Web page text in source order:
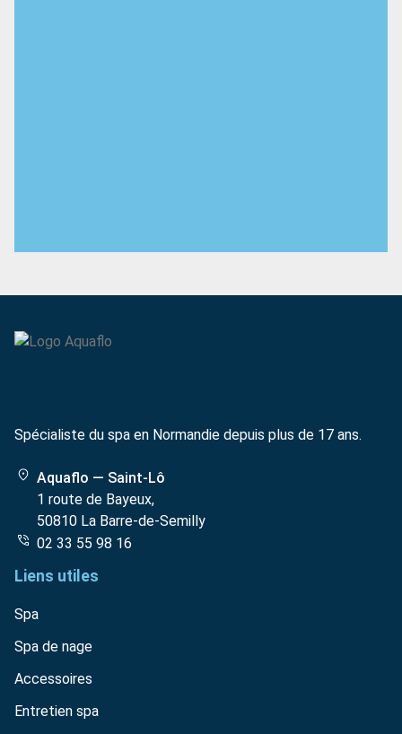
Spécialiste du spa en Normandie depuis plus de 17 ans.
Aquaflo — Saint-Lô
1 route de Bayeux,
50810 La Barre-de-Semilly
02 33 55 98 16
Liens utiles
Spa
Spa de nage
Accessoires
Entretien spa